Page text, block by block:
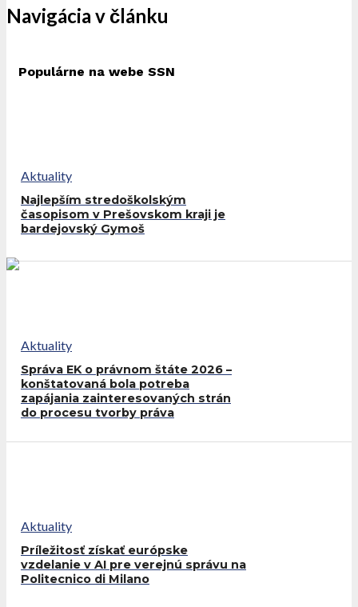
Navigácia v článku
Populárne na webe SSN
Aktuality
Najlepším stredoškolským
časopisom v Prešovskom kraji je
bardejovský Gymoš
Aktuality
Správa EK o právnom štáte 2026 –
konštatovaná bola potreba
zapájania zainteresovaných strán
do procesu tvorby práva
Aktuality
Príležitosť získať európske
vzdelanie v AI pre verejnú správu na
Politecnico di Milano